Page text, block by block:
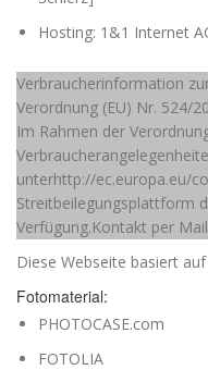
Hosting: 1&1 Internet
Verbraucherinformation
Verordnung (EU) Nr. 524/
Im Rahmen der
unterhttp://ec.europa.eu/
Streitbeilegungsplattform
Verfügung.Kontakt per
Diese Webseite basiert
Fotomaterial:
PHOTOCASE.com
FOTOLIA